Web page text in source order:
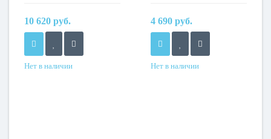
10 620 руб.
Нет в наличии
4 690 руб.
Нет в наличии